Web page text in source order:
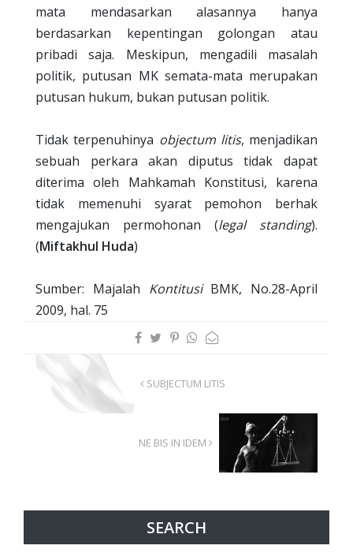
mata mendasarkan alasannya hanya
berdasarkan kepentingan golongan atau
pribadi saja. Meskipun, mengadili masalah
politik, putusan MK semata-mata merupakan
putusan hukum, bukan putusan politik.
Tidak terpenuhinya objectum litis, menjadikan
sebuah perkara akan diputus tidak dapat
diterima oleh Mahkamah Konstitusi, karena
tidak memenuhi syarat pemohon berhak
mengajukan permohonan (legal standing).
(Miftakhul Huda)
Sumber: Majalah KontitusiBMK, No.28-April
2009, hal. 75
SUBJECTUM LITIS
NE BIS IN IDEM
SEARCH